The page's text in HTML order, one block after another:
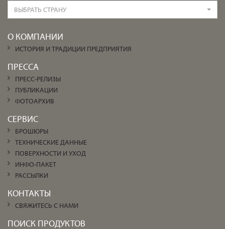
ВЫБРАТЬ СТРАНУ
О КОМПАНИИ
ИСТОРИЯ И ТРАДИЦИИ ПРЕДПРИЯТИЯ
ПРЕССА
ПРЕСС-РЕЛИЗЫ
ПУБЛИКАЦИИ
ФОТОАРХИВ
СЕРВИС
БРОШЮРЫ
ТЕХНИЧЕСКИЕ ДАННЫЕ
ПОВЕРХНОСТИ И УХОД
ИНФО-ПАКЕТ
РАССЫЛКИ
КОНТАКТЫ
СВЯЖИТЕСЬ С НАМИ
ПОИСК ПРОДУКТОВ